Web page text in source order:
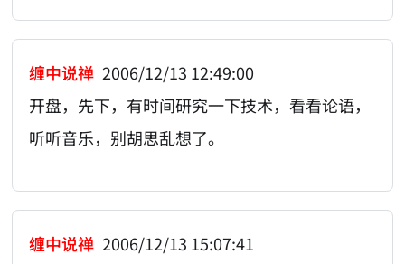
缠中说禅 2006/12/13 12:49:00
开盘，先下，有时间研究一下技术，看看论语，
听听音乐，别胡思乱想了。
缠中说禅 2006/12/13 15:07:41